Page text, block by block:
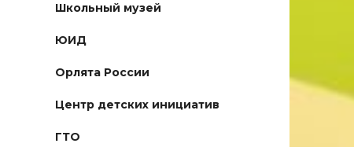
Школьный музей
ЮИД
Орлята России
Центр детских инициатив
ГТО